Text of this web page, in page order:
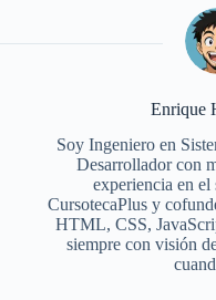
Enrique
Soy Ingeniero en
Desarrollador con
experiencia en
CursotecaPlus y
HTML, CSS,
siempre con visión